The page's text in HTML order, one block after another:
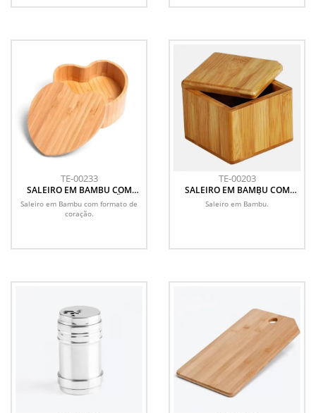
TE-00233
SALEIRO EM BAMBU COM
FORMATO DE CORAÇÃO
Saleiro em Bambu com formato de
coração.
TE-00203
SALEIRO EM BAMBU COM
TAMPA GIRATÓRIA
Saleiro em Bambu.